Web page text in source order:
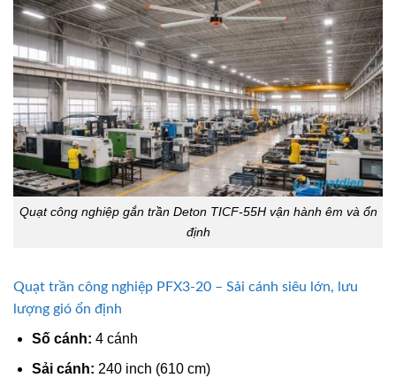
Quạt công nghiệp gắn trần Deton TICF-55H vận hành êm và ổn
định
Quạt trần công nghiệp PFX3-20 – Sải cánh siêu lớn, lưu
lượng gió ổn định
Số cánh: 4 cánh
Sải cánh: 240 inch (610 cm)